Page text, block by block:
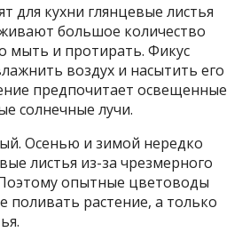
для кухни глянцевые листья
большое количество
мыть и протирать. Фикус
воздух и насытить его
предпочитает освещенные
солнечные лучи.
Осенью и зимой нередко
листья из-за чрезмерного
опытные цветоводы
поливать растение, а только